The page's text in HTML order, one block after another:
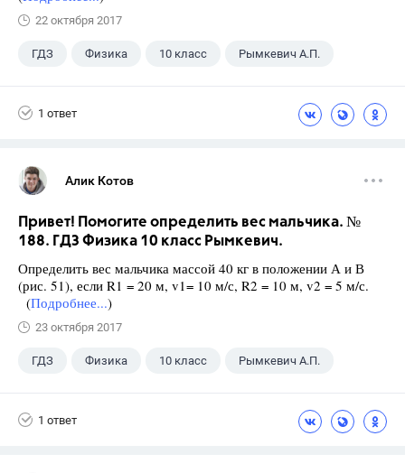
22 октября 2017
ГДЗ Физика 10 класс Рымкевич А.П.
1 ответ
Алик Котов
Привет! Помогите определить вес мальчика. №
188. ГДЗ Физика 10 класс Рымкевич.
Определить вес мальчика массой 40 кг в положении А и В
(рис. 51), если R1 = 20 м, v1= 10 м/с, R2 = 10 м, v2 = 5 м/с.
(Подробнее...)
23 октября 2017
ГДЗ Физика 10 класс Рымкевич А.П.
1 ответ